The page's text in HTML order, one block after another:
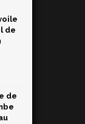
de
de